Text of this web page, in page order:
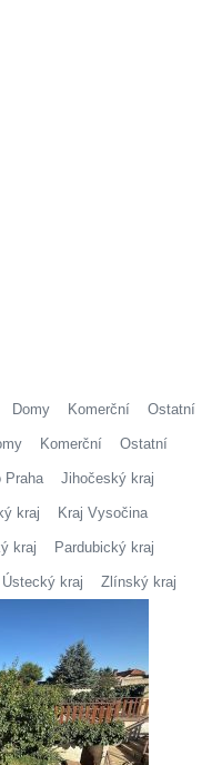
Domy Komerční Ostatní
Komerční Ostatní
Praha Jihočeský kraj
kraj Kraj Vysočina
kraj Pardubický kraj
Ústecký kraj Zlínský kraj